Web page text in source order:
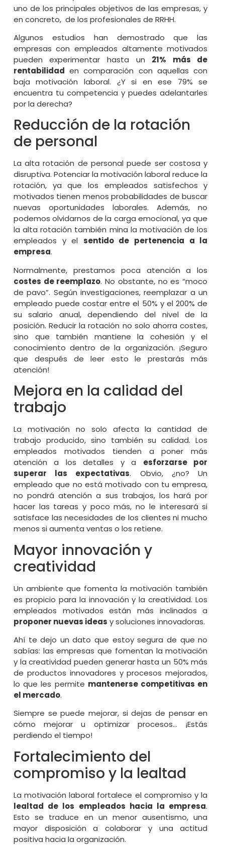
uno de los principales objetivos de las empresas, y
en concreto, de los profesionales de RRHH.
Algunos estudios han demostrado que las
empresas con empleados altamente motivados
pueden experimentar hasta un 21% más de
rentabilidad en comparación con aquellas con
baja motivación laboral. ¿Y si en ese 79% se
encuentra tu competencia y puedes adelantarles
por la derecha?
Reducción de la rotación
de personal
La alta rotación de personal puede ser costosa y
disruptiva. Potenciar la motivación laboral reduce la
rotación, ya que los empleados satisfechos y
motivados tienen menos probabilidades de buscar
nuevas oportunidades laborales. Además, no
podemos olvidarnos de la carga emocional, ya que
la alta rotación también mina la motivación de los
empleados y el sentido de pertenencia a la
empresa.
Normalmente, prestamos poca atención a los
costes de reemplazo. No obstante, no es “moco
de pavo”. Según investigaciones, reemplazar a un
empleado puede costar entre el 50% y el 200% de
su salario anual, dependiendo del nivel de la
posición. Reducir la rotación no solo ahorra costes,
sino que también mantiene la cohesión y el
conocimiento dentro de la organización. ¡Seguro
que después de leer esto le prestarás más
atención!
Mejora en la calidad del
trabajo
La motivación no solo afecta la cantidad de
trabajo producido, sino también su calidad. Los
empleados motivados tienden a poner más
atención a los detalles y a esforzarse por
superar las expectativas. Obvio, ¿no? Un
empleado que no está motivado con tu empresa,
no pondrá atención a sus trabajos, los hará por
hacer las tareas y poco más, no le interesará si
satisface las necesidades de los clientes ni mucho
menos si aumenta ventas o los retiene.
Mayor innovación y
creatividad
Un ambiente que fomenta la motivación también
es propicio para la innovación y la creatividad. Los
empleados motivados están más inclinados a
proponer nuevas ideas y soluciones innovadoras.
Ahí te dejo un dato que estoy segura de que no
sabías: las empresas que fomentan la motivación
y la creatividad pueden generar hasta un 50% más
de productos innovadores y procesos mejorados,
lo que les permite mantenerse competitivas en
el mercado.
Siempre se puede mejorar, si dejas de pensar en
cómo mejorar u optimizar procesos… ¡Estás
perdiendo el tiempo!
Fortalecimiento del
compromiso y la lealtad
La motivación laboral fortalece el compromiso y la
lealtad de los empleados hacia la empresa.
Esto se traduce en un menor ausentismo, una
mayor disposición a colaborar y una actitud
positiva hacia la organización.